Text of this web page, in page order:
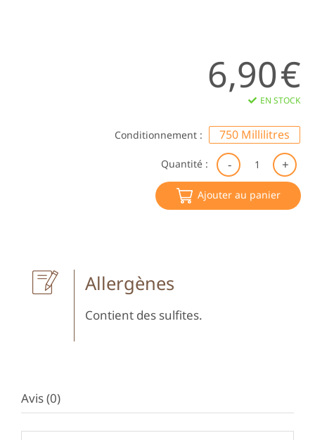
6,90€
EN STOCK
Conditionnement : 750 Millilitres
Quantité :
Ajouter au panier
Allergènes
Contient des sulfites.
Avis (0)